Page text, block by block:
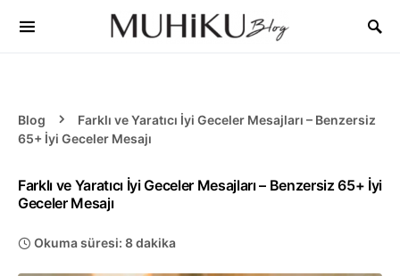
Blog
Farklı ve Yaratıcı İyi Geceler Mesajları – Benzersiz
65+ İyi Geceler Mesajı
Farklı ve Yaratıcı İyi Geceler Mesajları – Benzersiz 65+ İyi
Geceler Mesajı
Okuma süresi: 8 dakika